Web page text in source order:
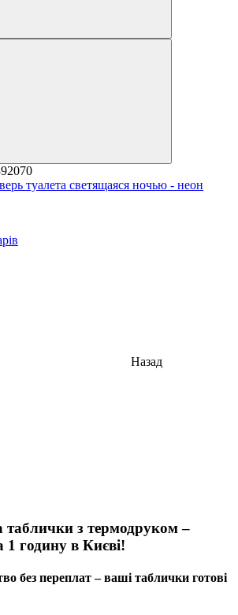
туалета светящаяся ночью - неон
Назад
таблички з термодруком –
1 годину в Києві!
без переплат – ваші таблички готові